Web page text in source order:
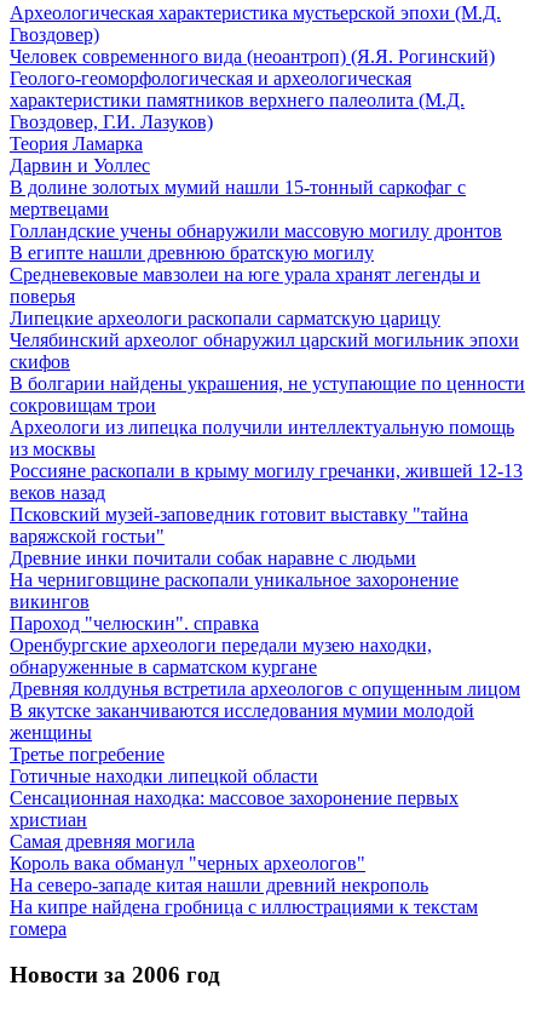
Археологическая характеристика мустьерской эпохи (М.Д.
Гвоздовер)
Человек современного вида (неоантроп) (Я.Я. Рогинский)
Геолого-геоморфологическая и археологическая
характеристики памятников верхнего палеолита (М.Д.
Гвоздовер, Г.И. Лазуков)
Теория Ламарка
Дарвин и Уоллес
В долине золотых мумий нашли 15-тонный саркофаг с
мертвецами
Голландские учены обнаружили массовую могилу дронтов
В египте нашли древнюю братскую могилу
Средневековые мавзолеи на юге урала хранят легенды и
поверья
Липецкие археологи раскопали сарматскую царицу
Челябинский археолог обнаружил царский могильник эпохи
скифов
В болгарии найдены украшения, не уступающие по ценности
сокровищам трои
Археологи из липецка получили интеллектуальную помощь
из москвы
Россияне раскопали в крыму могилу гречанки, жившей 12-13
веков назад
Псковский музей-заповедник готовит выставку "тайна
варяжской гостьи"
Древние инки почитали собак наравне с людьми
На черниговщине раскопали уникальное захоронение
викингов
Пароход "челюскин". справка
Оренбургские археологи передали музею находки,
обнаруженные в сарматском кургане
Древняя колдунья встретила археологов с опущенным лицом
В якутске заканчиваются исследования мумии молодой
женщины
Третье погребение
Готичные находки липецкой области
Сенсационная находка: массовое захоронение первых
христиан
Самая древняя могила
Король вака обманул "черных археологов"
На северо-западе китая нашли древний некрополь
На кипре найдена гробница с иллюстрациями к текстам
гомера
Новости за 2006 год